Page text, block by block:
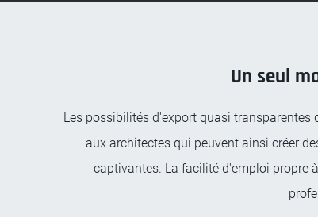
Un seul
Les possibilités d'export quasi
aux architectes qui peuvent ainsi créer
captivantes. La facilité d'emploi propre